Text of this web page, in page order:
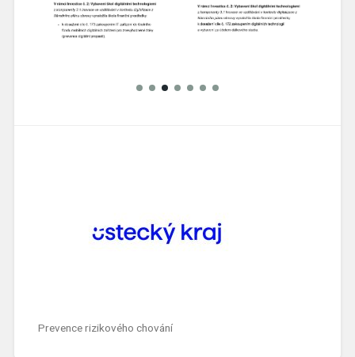
Prevence rizikového chování